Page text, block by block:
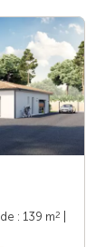
: 139 m2